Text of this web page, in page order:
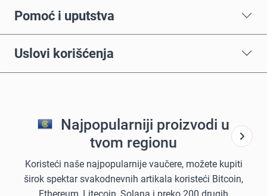
Pomoć i uputstva
Uslovi korišćenja
Najpopularniji proizvodi u
tvom regionu
Koristeći naše najpopularnije vaučere, možete kupiti
širok spektar svakodnevnih artikala koristeći Bitcoin,